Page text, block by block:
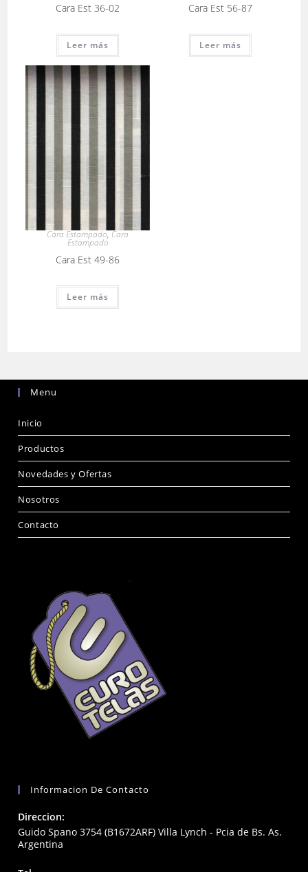
Cara Est 36-02
Leer más
Cara Est 56-87
Leer más
Cara Estampado,Cara
Estampado
Cara Est 49-86
Leer más
Menu
Inicio
Productos
Novedades y Ofertas
Nosotros
Contacto
Informacion De Contacto
Direccion:
Guido Spano 3754 (B1672ARF) Villa Lynch - Pcia de Bs. As.
Argentina